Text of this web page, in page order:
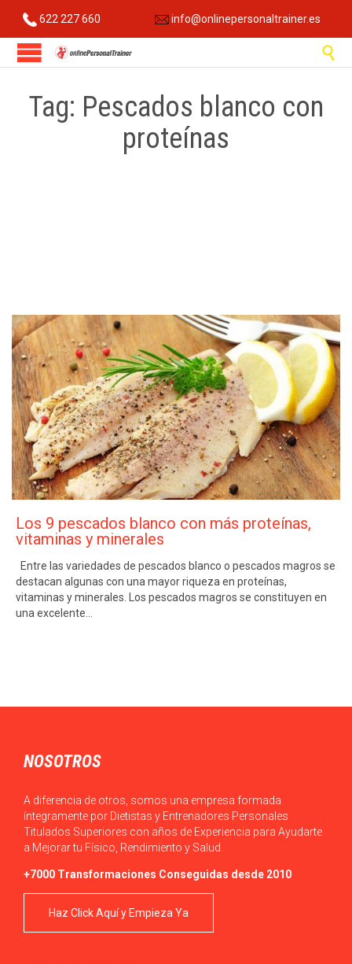
622 227 660 info@onlinepersonaltrainer.es

Tag: Pescados blanco con
proteínas
Los 9 pescados blanco con más proteínas,
vitaminas y minerales
Entre las variedades de pescados blanco o pescados magros se
destacan algunas con una mayor riqueza en proteínas,
vitaminas y minerales. Los pescados magros se constituyen en
una excelente…
NOSOTROS
A diferencia de otros, somos una empresa formada
íntegramente por Dietistas y Entrenadores Personales
Titulados Superiores con años de Experiencia para Ayudarte
a Mejorar tu Físico, Rendimiento y Salud.
+7000 Transformaciones Conseguidas desde 2010
Haz Click Aquí y Empieza Ya